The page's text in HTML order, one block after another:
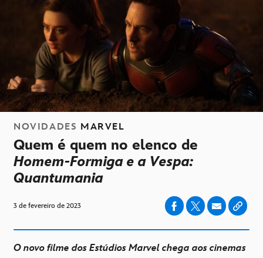
NOVIDADES MARVEL
Quem é quem no elenco de
Homem-Formiga e a Vespa:
Quantumania
3 de fevereiro de 2023
O novo filme dos Estúdios Marvel chega aos cinemas